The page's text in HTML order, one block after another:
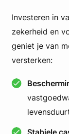
Investeren in
zekerheid en
geniet je van
versterken: